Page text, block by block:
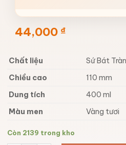
44,000 ₫
Chất liệu
Sứ Bát
Chiều cao
110 mm
Dung tích
400 ml
Màu men
Vàng tươi
Còn 2139 trong kho